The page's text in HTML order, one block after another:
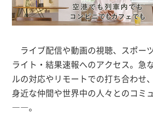
ライブ配信や動画の視聴、スポー
ライト・結果速報へのアクセス。急
ルの対応やリモートでの打ち合わせ
身近な仲間や世界中の人々とのコミ
――。